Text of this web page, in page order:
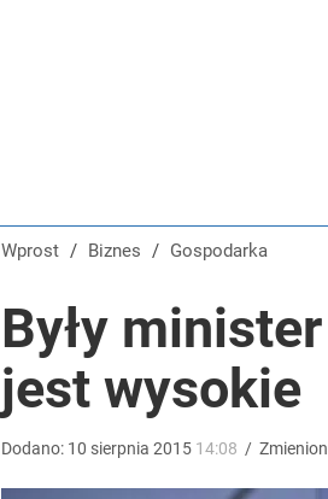
Wprost / Biznes / Gospodarka
Były
jest wysokie
Dodano: 10 sierpnia 2015 14:08 /